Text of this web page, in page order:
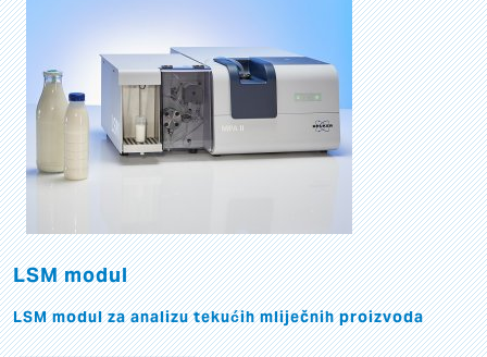
LSM modul
LSM modul za analizu tekućih mliječnih proizvoda